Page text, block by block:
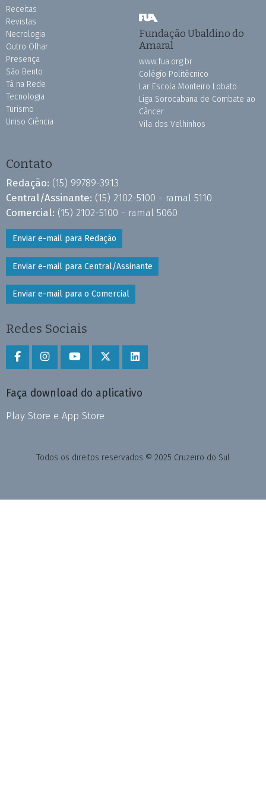
Receitas
Revistas
Necrologia
Outro Olhar
Presença
São Bento
Tá na Rede
Tecnologia
Turismo
Uniso Ciência
Fundação Ubaldino do
Amaral
www.fua.org.br
Colégio Politécnico
Lar Escola Monteiro Lobato
Liga Sorocabana de Combate ao
Câncer
Vila dos Velhinhos
Contato
Redação: (15) 99789-3913
Central/Assinante: (15) 2102-5100 - ramal 5110
Comercial: (15) 2102-5100 - ramal 5060
Enviar e-mail para Redação
Enviar e-mail para Central/Assinante
Enviar e-mail para o Comercial
Redes Sociais
Faça download do aplicativo
Play Store e App Store
Todos os direitos reservados © 2025 Cruzeiro do Sul